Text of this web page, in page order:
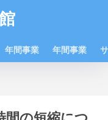
年間事業 年間事業